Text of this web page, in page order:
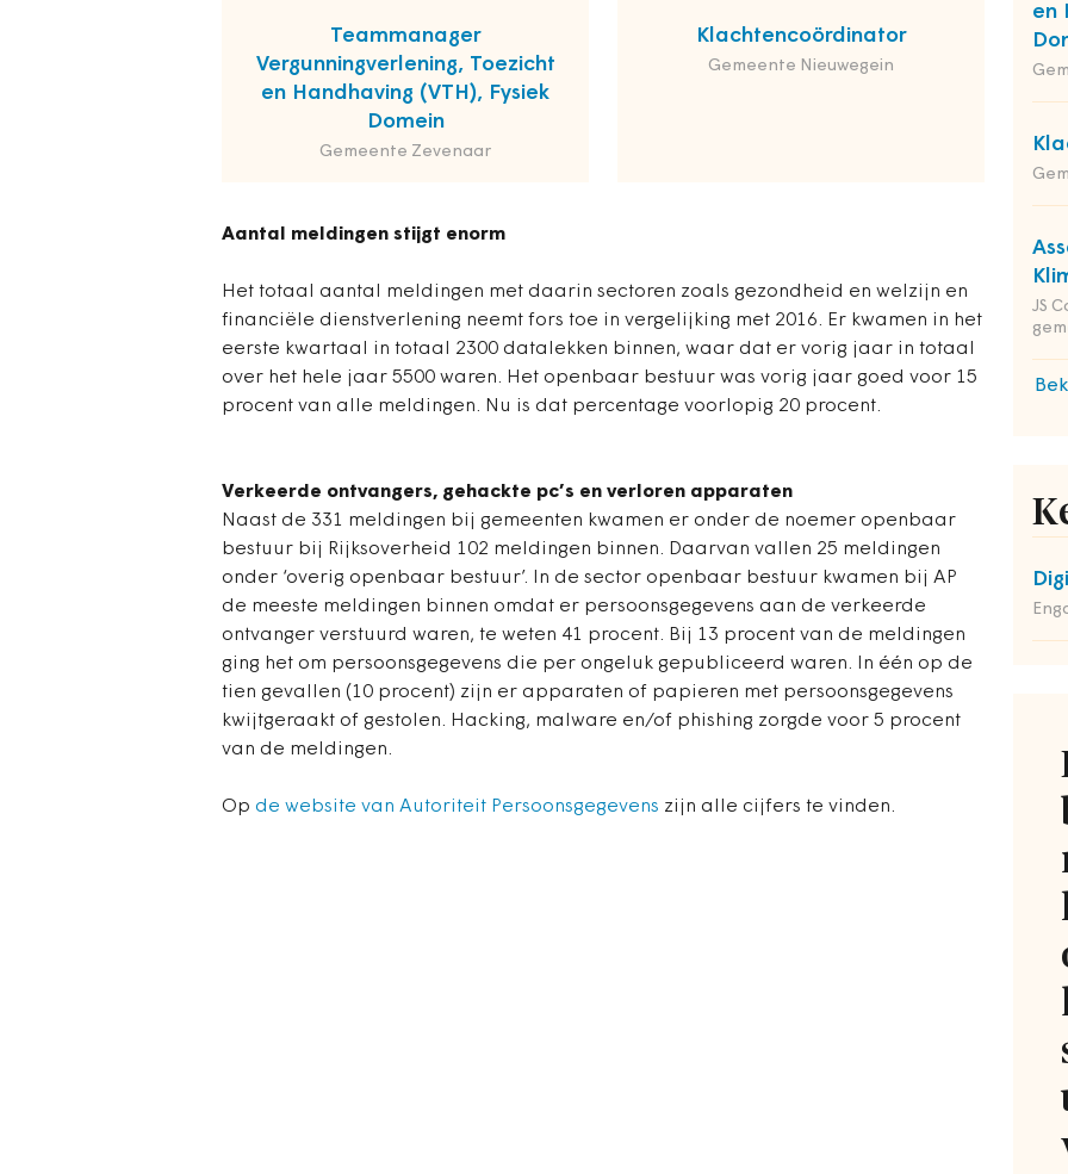
Teammanager
Vergunningverlening, Toezicht
en Handhaving (VTH), Fysiek
Domein
Gemeente Zevenaar
Klachtencoördinator
Gemeente Nieuwegein
Aantal meldingen stijgt enorm
en
JS
Het totaal aantal meldingen met daarin sectoren zoals gezondheid en welzijn en
financiële dienstverlening neemt fors toe in vergelijking met 2016. Er kwamen in het
eerste kwartaal in totaal 2300 datalekken binnen, waar dat er vorig jaar in totaal
over het hele jaar 5500 waren. Het openbaar bestuur was vorig jaar goed voor 15
procent van alle meldingen. Nu is dat percentage voorlopig 20 procent.
Verkeerde ontvangers, gehackte pc’s en verloren apparaten
Naast de 331 meldingen bij gemeenten kwamen er onder de noemer openbaar
bestuur bij Rijksoverheid 102 meldingen binnen. Daarvan vallen 25 meldingen
onder ‘overig openbaar bestuur’. In de sector openbaar bestuur kwamen bij AP
de meeste meldingen binnen omdat er persoonsgegevens aan de verkeerde
ontvanger verstuurd waren, te weten 41 procent. Bij 13 procent van de meldingen
ging het om persoonsgegevens die per ongeluk gepubliceerd waren. In één op de
tien gevallen (10 procent) zijn er apparaten of papieren met persoonsgegevens
kwijtgeraakt of gestolen. Hacking, malware en/of phishing zorgde voor 5 procent
van de meldingen.
Op de website van Autoriteit Persoonsgegevens zijn alle cijfers te vinden.